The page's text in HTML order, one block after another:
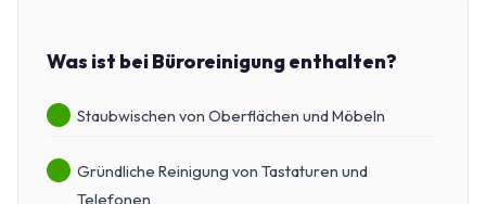
Was ist bei Büroreinigung enthalten?
Staubwischen von Oberflächen und Möbeln
Gründliche Reinigung von Tastaturen und
Telefonen